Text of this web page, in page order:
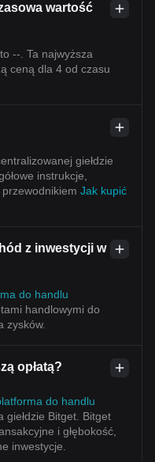
wartość
--. Ta najwyższa
ceną dla 4 od czasu
giełdzie
instrukcje,
Jak kupić
z inwestycji w
do handlu
handlowymi do
zysków.
opłatą?
do handlu
giełdzie Bitget. Bitget
i głębokość,
inwestycje.